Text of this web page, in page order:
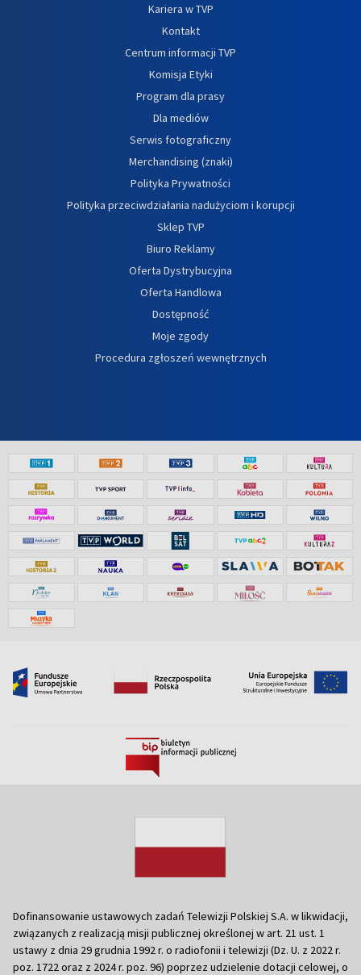
Kariera w TVP
Kontakt
Centrum informacji TVP
Komisja Etyki
Program dla prasy
Dla mediów
Serwis fotograficzny
Merchandising (znaki)
Polityka Prywatności
Polityka przeciwdziałania nadużyciom i korupcji
Sklep TVP
Biuro Reklamy
Oferta Dystrybucyjna
Oferta Handlowa
Dostępność
Moje zgody
Procedura zgłoszeń wewnętrznych
Dofinansowanie ustawowych zadań Telewizji Polskiej S.A. w likwidacji,
związanych z realizacją misji publicznej określonej w art. 21 ust. 1
ustawy z dnia 29 grudnia 1992 r. o radiofonii i telewizji (Dz. U. z 2022 r.
poz. 1722 oraz z 2024 r. poz. 96) poprzez udzielenie dotacji celowej, o